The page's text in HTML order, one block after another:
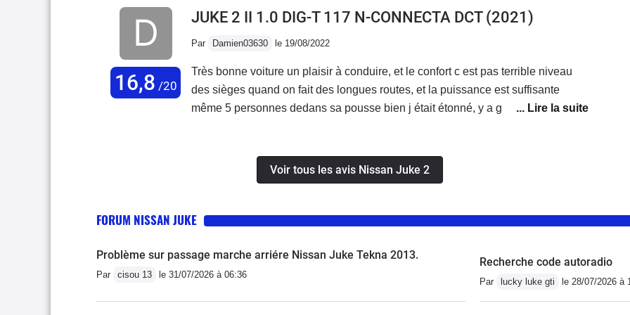
16,8 /20
JUKE 2 II 1.0 DIG-T 117 N-CONNECTA DCT(2021)
Par Damien03630 le 19/08/2022
Très bonne voiture un plaisir à conduire, et le confort c est pas terrible niveau
des sièges quand on fait des longues routes, et la puissance est suffisante
même 5 personnes dedans sa pousse bien j était étonné, y a grand coffre pour
Voir tous les avis Nissan Juke 2
FORUM NISSAN JUKE
Problème sur passage marche arriére Nissan Juke Tekna 2013.
Par cisou 13 le 31/07/2026 à 06:36
Recherche code autoradio
Par lucky luke gti le 28/07/2026 à